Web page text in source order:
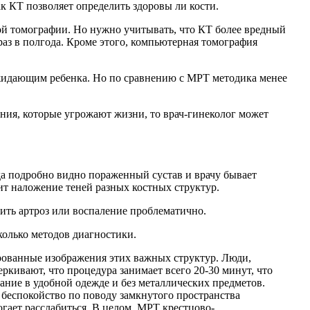
позволяет определить здоровы ли кости.
томографии. Но нужно учитывать, что КТ более вредный
в полгода. Кроме этого, компьютерная томография
ребенка. Но по сравнению с МРТ методика менее
которые угрожают жизни, то врач-гинеколог может
подробно видно пораженный сустав и врачу бывает
наложение теней разных костных структур.
артроз или воспаление проблематично.
методов диагностики.
изображения этих важных структур. Люди,
что процедура занимает всего 20-30 минут, что
в удобной одежде и без металлических предметов.
по поводу замкнутого пространства